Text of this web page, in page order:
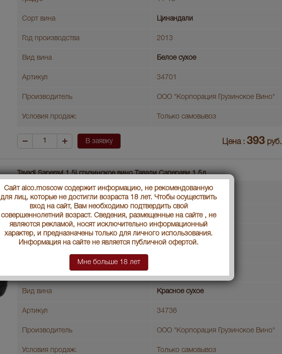
Сорт вина Цинандали
Год производства 2013
Вид вина Белое сухое
Артикул 34701
Производитель ООО "Корпорация Грузинское Вино"
Условия продаж: Только самовывоз
В заявку Цена : 393 руб.
Tavadi Saperavi 1.5l грузинское вино Тавади Саперави 1.5л
Страна производства Грузия
Объем бутылки 1.5 л
Градус 11-13
Год производства
Вид вина Красное сухое
Артикул 34736
Производитель ООО "Корпорация Грузинское Вино"
Условия продаж: Только самовывоз
Сайт alco.moscow содержит информацию, не рекомендованную
для лиц, которые не достигли возраста 18 лет. Чтобы осуществить
вход на сайт, Вам необходимо подтвердить свой
совершеннолетний возраст. Сведения, размещенные на сайте , не
являются рекламой, носят исключительно информационный
характер, и предназначены только для личного использования.
Информация на сайте не является публичной офертой.
Мне больше 18 лет